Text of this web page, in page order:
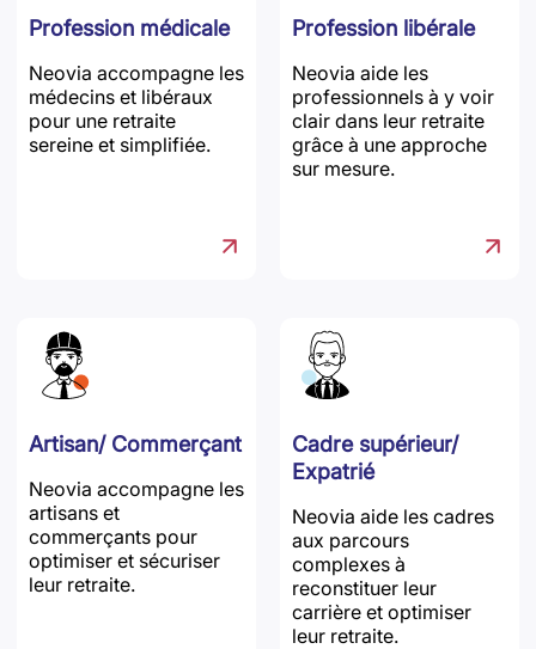
Profession médicale
Neovia accompagne les
médecins et libéraux
pour une retraite
sereine et simplifiée.
Profession libérale
Neovia aide les
professionnels à y voir
clair dans leur retraite
grâce à une approche
sur mesure.
Artisan/ Commerçant
Neovia accompagne les
artisans et
commerçants pour
optimiser et sécuriser
leur retraite.
Cadre supérieur/
Expatrié
Neovia aide les cadres
aux parcours
complexes à
reconstituer leur
carrière et optimiser
leur retraite.